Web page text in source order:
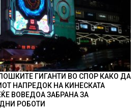
ГИГАНТИ ВО СПОР КАКО ДА
НАПРЕДОК НА КИНЕСКАТА
ВОВЕДОА ЗАБРАНА ЗА
РОБОТИ